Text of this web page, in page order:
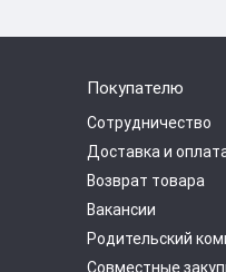
Покупателю
Сотрудничество
Доставка и
Возврат товара
Вакансии
Родительский
Совместные